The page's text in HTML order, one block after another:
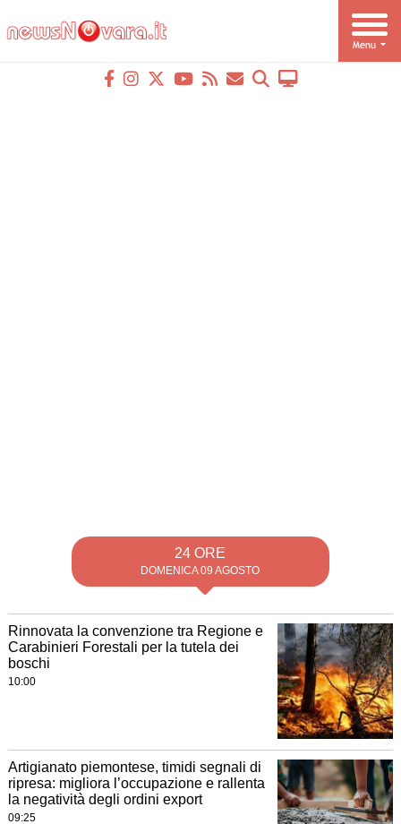
24 ORE
DOMENICA 09 AGOSTO
Rinnovata la convenzione tra Regione e
Carabinieri Forestali per la tutela dei
boschi
10:00
Artigianato piemontese, timidi segnali di
ripresa: migliora l’occupazione e rallenta
la negatività degli ordini export
09:25